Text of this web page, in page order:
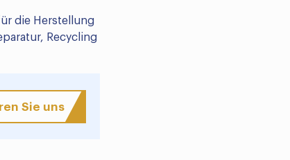
die Herstellung
Recycling
Sie uns